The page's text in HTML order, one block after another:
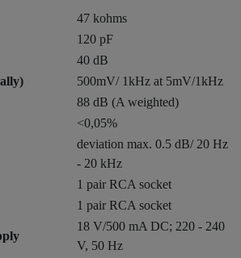
47 kohms
120 pF
40 dB
500mV/ 1kHz at 5mV/1kHz
88 dB (A weighted)
<0,05%
deviation max. 0.5 dB/ 20 Hz
- 20 kHz
1 pair RCA socket
1 pair RCA socket
18 V/500 mA DC; 220 - 240
V, 50 Hz